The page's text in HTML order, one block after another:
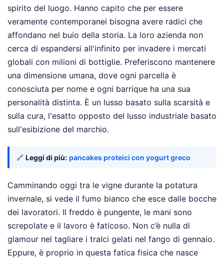
spirito del luogo. Hanno capito che per essere
veramente contemporanei bisogna avere radici che
affondano nel buio della storia. La loro azienda non
cerca di espandersi all'infinito per invadere i mercati
globali con milioni di bottiglie. Preferiscono mantenere
una dimensione umana, dove ogni parcella è
conosciuta per nome e ogni barrique ha una sua
personalità distinta. È un lusso basato sulla scarsità e
sulla cura, l'esatto opposto del lusso industriale basato
sull'esibizione del marchio.
🔗 Leggi di più: pancakes proteici con yogurt greco
Camminando oggi tra le vigne durante la potatura
invernale, si vede il fumo bianco che esce dalle bocche
dei lavoratori. Il freddo è pungente, le mani sono
screpolate e il lavoro è faticoso. Non c’è nulla di
glamour nel tagliare i tralci gelati nel fango di gennaio.
Eppure, è proprio in questa fatica fisica che nasce